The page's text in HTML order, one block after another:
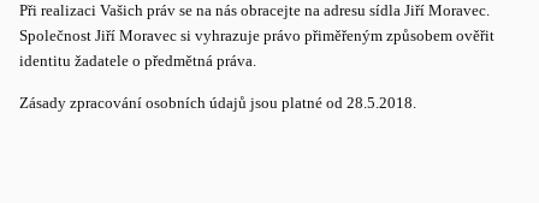
Při realizaci Vašich práv se na nás obracejte na adresu sídla Jiří Moravec.
Společnost Jiří Moravec si vyhrazuje právo přiměřeným způsobem ověřit
identitu žadatele o předmětná práva.
Zásady zpracování osobních údajů jsou platné od 28.5.2018.